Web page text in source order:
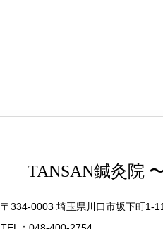
TANSAN鍼灸院
〒334-0003 埼玉県川口市坂下町1-